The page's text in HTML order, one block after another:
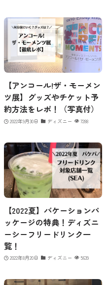
【アンコール!ザ・モーメン
ツ展】グッズやチケット予
約方法をレポ！（写真付）
2022年9月30日 ディズニー 7288
【2022夏】バケーションパ
ッケージの特典！ディズニ
ーシーフリードリンク一
覧！
2022年8月20日 ディズニー 5639